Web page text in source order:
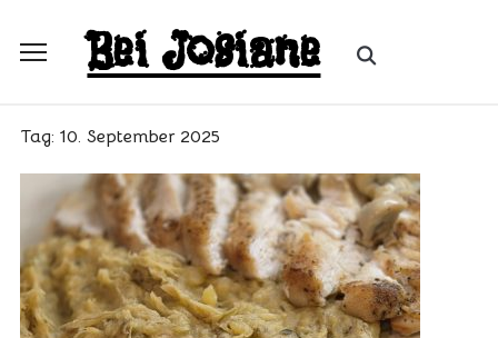
content
Bei Josiane
Search
Toggle
navigation
Tag: 10. September 2025